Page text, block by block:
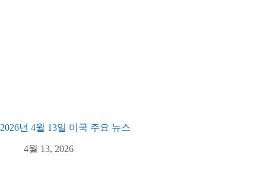
2026년 4월 13일 미국 주요 뉴스
4월 13, 2026